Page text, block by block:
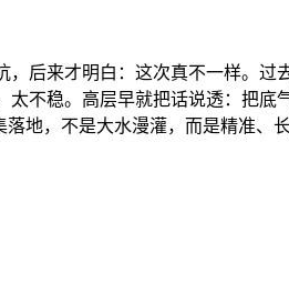
后来才明白：这次真不一样。
不稳。高层早就把话说透：把底
地，不是大水漫灌，而是精准